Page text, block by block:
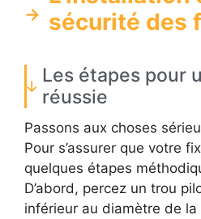
sécurité des
Les étapes pour
réussie
Passons aux choses
Pour s’assurer que votre
quelques étapes
D’abord, percez un trou
inférieur au diamètre de la